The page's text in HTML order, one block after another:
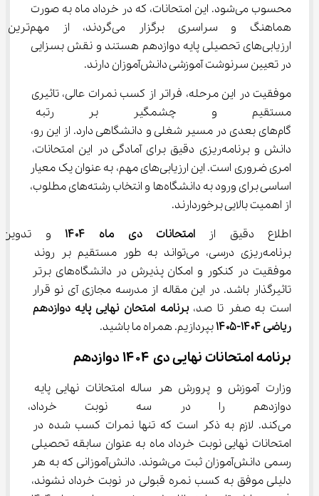
محسوب می‌شود. این امتحانات، که در خرداد ماه به صورت
هماهنگ و سراسری برگزار می‌گردند، از مهم‌ترین
ارزیابی‌های تحصیلی پایه دوازدهم هستند و نقش بسزایی
در تعیین سرنوشت آموزشی دانش‌آموزان دارند.
موفقیت در این مرحله، فراتر از کسب نمرات عالی، تاثیری
مستقیم و چشمگیر بر رتبه
گام‌های بعدی در مسیر شغلی و دانشگاهی دارد. از این رو،
دانش و برنامه‌ریزی دقیق برای آمادگی در این امتحانات،
امری ضروری است. این ارزیابی‌های مهم، به عنوان یک معیار
اساسی برای ورود به دانشگاه‌ها و انتخاب رشته‌های مطلوب،
از اهمیت بالایی برخوردارند.
اطلاع دقیق از امتحانات دی ماه ۱۴۰۴
و
برنامه‌ریزی درسی، می‌تواند به طور مستقیم بر روند
موفقیت در کنکور و امکان پذیرش در دانشگاه‌های برتر
تاثیرگذار باشد. در این مقاله از مدرسه مجازی آی نو قرار
است به صفر تا صد، برنامه امتحان نهایی پایه دوازدهم
ریاضی ۱۴۰۴-۱۴۰۵
بپردازیم. همراه ما باشید.
برنامه امتحانات نهایی دی ۱۴۰۴ دوازدهم
وزارت آموزش و پرورش هر ساله امتحانات نهایی پایه
دوازدهم را در سه نوبت خرداد،
می‌کند. لازم به ذکر است که تنها نمرات کسب شده در
امتحانات نهایی نوبت خرداد ماه به عنوان سابقه تحصیلی
رسمی دانش‌آموزان ثبت می‌شوند. دانش‌آموزانی که به هر
دلیلی موفق به کسب نمره قبولی در نوبت خرداد نشوند،